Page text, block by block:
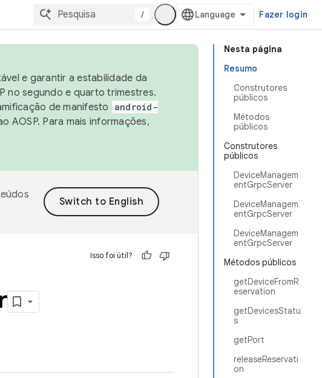
/ Fazer login
Nesta página
Resumo
Construtores
públicos
Métodos
públicos
Construtores
públicos
DeviceManagem
entGrpcServer
DeviceManagem
entGrpcServer
DeviceManagem
entGrpcServer
Métodos públicos
getDeviceFromR
eservation
getDevicesStatu
s
getPort
releaseReservati
on
e garantir a estabilidade da
no segundo e quarto trimestres.
de manifesto
android-
AOSP. Para mais informações,
Isso foi útil?